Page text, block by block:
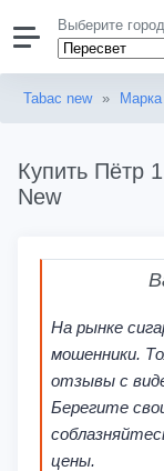
Выберите
Tabac new » Марка
Купить Пётр
New
На рынке
мошенники.
отзывы с
Берегите
цены.